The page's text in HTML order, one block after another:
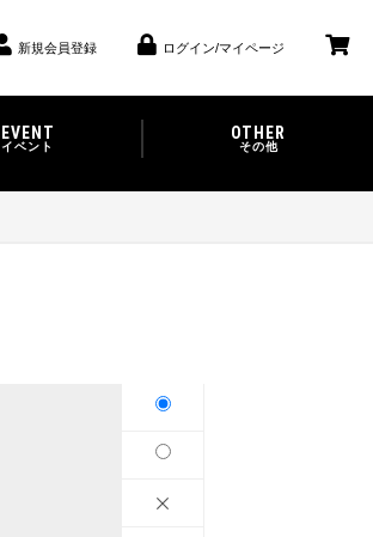
新規会員登録 ログイン/マイページ
EVENT
イベント
OTHER
その他